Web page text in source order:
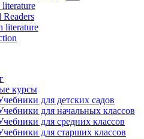
literature
Readers
literature
курсы
для детских садов
для начальных классов
для средних классов
для старших классов